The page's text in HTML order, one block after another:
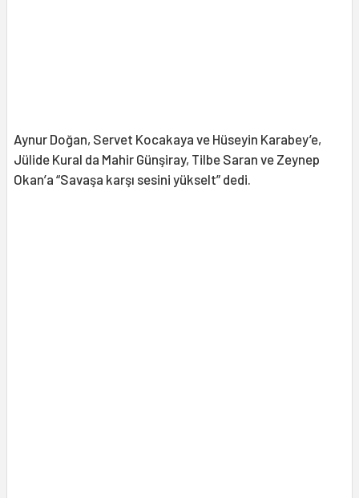
Aynur Doğan, Servet Kocakaya ve Hüseyin Karabey’e,
Jülide Kural da Mahir Günşiray, Tilbe Saran ve Zeynep
Okan’a “Savaşa karşı sesini yükselt” dedi.